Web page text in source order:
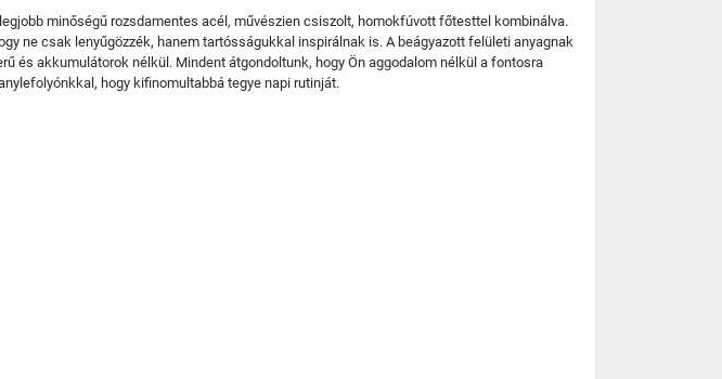
minőségű rozsdamentes acél, művészien csiszolt, homokfúvott főtesttel kombinálva.
ne csak lenyűgözzék, hanem tartósságukkal inspirálnak is. A beágyazott felületi anyagnak
és akkumulátorok nélkül. Mindent átgondoltunk, hogy Ön aggodalom nélkül a fontosra
hogy kifinomultabbá tegye napi rutinját.